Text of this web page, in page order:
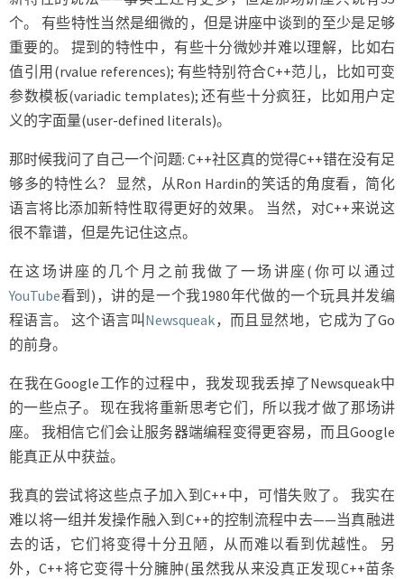
个。 有些特性当然是细微的，但是讲座中谈到的至少是足够
重要的。 提到的特性中，有些十分微妙并难以理解，比如右
值引用(rvalue references); 有些特别符合C++范儿，比如可变
参数模板(variadic templates); 还有些十分疯狂，比如用户定
义的字面量(user-defined literals)。
那时候我问了自己一个问题: C++社区真的觉得C++错在没有足
够多的特性么？ 显然，从Ron Hardin的笑话的角度看，简化
语言将比添加新特性取得更好的效果。 当然，对C++来说这
很不靠谱，但是先记住这点。
在这场讲座的几个月之前我做了一场讲座(你可以通过
YouTube看到)，讲的是一个我1980年代做的一个玩具并发编
程语言。 这个语言叫 Newsqueak，而且显然地，它成为了Go
的前身。
在我在Google工作的过程中，我发现我丢掉了Newsqueak中
的一些点子。 现在我将重新思考它们，所以我才做了那场讲
座。 我相信它们会让服务器端编程变得更容易，而且Google
能真正从中获益。
我真的尝试将这些点子加入到C++中，可惜失败了。 我实在
难以将一组并发操作融入到C++的控制流程中去——当真融进
去的话，它们将变得十分丑陋，从而难以看到优越性。 另
外，C++将它变得十分臃肿(虽然我从来没真正发现C++苗条